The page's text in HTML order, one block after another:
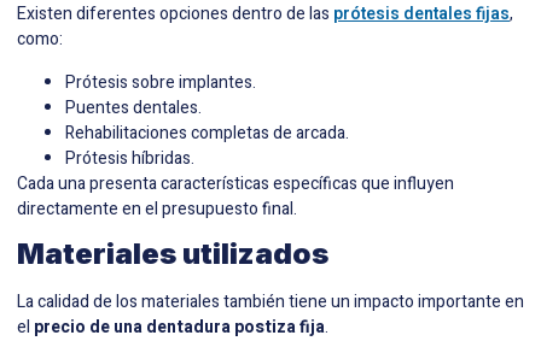
Existen diferentes opciones dentro de las prótesis dentales fijas,
como:
Prótesis sobre implantes.
Puentes dentales.
Rehabilitaciones completas de arcada.
Prótesis híbridas.
Cada una presenta características específicas que influyen
directamente en el presupuesto final.
Materiales utilizados
La calidad de los materiales también tiene un impacto importante en
el precio de una dentadura postiza fija.